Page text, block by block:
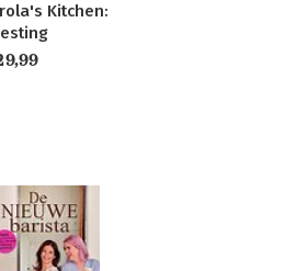
Kitchen: